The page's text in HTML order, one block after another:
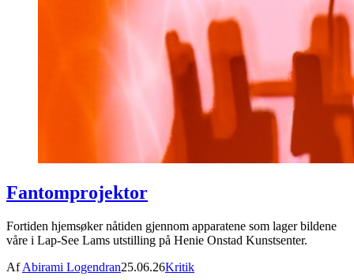
Fantomprojektor
Fortiden hjemsøker nåtiden gjennom apparatene som lager bildene
våre i Lap-See Lams utstilling på Henie Onstad Kunstsenter.
AfAbirami Logendran25.06.26Kritik